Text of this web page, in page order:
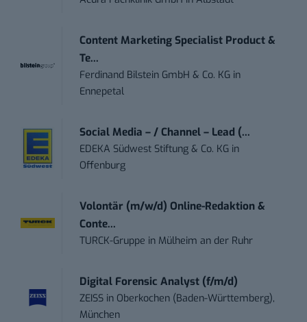
Content Marketing Specialist Product &
Te...
Ferdinand Bilstein GmbH & Co. KG in
Ennepetal
Social Media – / Channel – Lead (...
EDEKA Südwest Stiftung & Co. KG in
Offenburg
Volontär (m/w/d) Online-Redaktion &
Conte...
TURCK-Gruppe in Mülheim an der Ruhr
Digital Forensic Analyst (f/m/d)
ZEISS in Oberkochen (Baden-Württemberg),
München